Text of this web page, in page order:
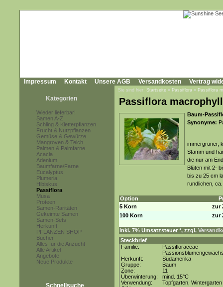
Impressum Kontakt Unsere AGB Versandkosten Vertrag
Kategorien
Wieder lieferbar!
Samen A-Z
Schling & Kletterpflanzen
Frucht & Nutzpflanzen
Gemüse & Gewürze
Mangroven & Teich
Palmen & Palmfarne
Acacia
Adenium
Baumfarne/Farne
Eucalyptus
Plumeria
Hibiskus
Passiflora
Musa
Proteen
Samen-Raritäten
Gekeimte Samen
Samen-Sets
Herkunft
PFLANZEN SHOP
Bücher
Alles für die Anzucht
Alle Artikel
Angebote
Neue Produkte
Schnellsuche
Sie sind hier: Startseite » Passiflora » Passiflora
Passiflora
Baum-
Synonyme:
immergrüner,
Stamm und
die nur am
Blüten mit 2-
bis zu 25 cm
rundlichen,
Option
5 Korn
zur
100 Korn
zur
inkl. 7% Umsatzsteuer *, zzgl.
Steckbrief
Familie:
Passifloraceae
Herkunft:
Südamerika
Gruppe:
Baum
Zone:
11
Überwinterung:
mind. 15°C
Verwendung:
Topfgarten, Wintergarten